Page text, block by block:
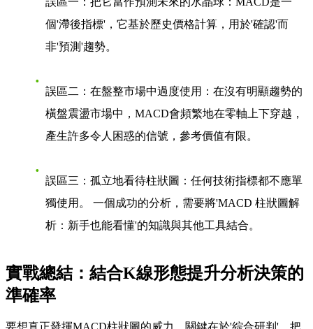
個'滯後指標'，它基於歷史價格計算，用於'確認'而
非'預測'趨勢。
誤區二：在盤整市場中過度使用 ：在沒有明顯趨勢的
橫盤震盪市場中，MACD會頻繁地在零軸上下穿越，
產生許多令人困惑的信號，參考價值有限。
誤區三：孤立地看待柱狀圖 ：任何技術指標都不應單
獨使用。 一個成功的分析，需要將'MACD 柱狀圖解
析：新手也能看懂'的知識與其他工具結合。
實戰總結：結合K線形態提升分析決策的
準確率